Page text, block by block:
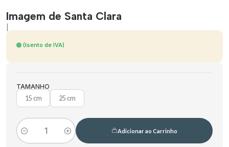
Imagem de Santa Clara
(Isento de IVA)
TAMANHO
15 cm
25 cm
Quantidade
Adicionar ao Carrinho